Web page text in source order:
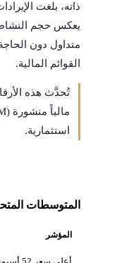
ذاته، بلغت
يعكس حجم
متداول دون
القوائم المالية.
تُحدَّث هذه
استثمارية.
المتوسطات
المؤشر